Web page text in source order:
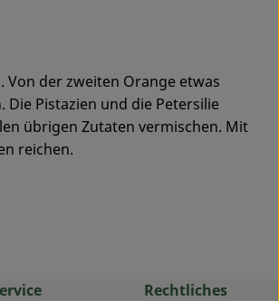
Von der zweiten Orange etwas
Die Pistazien und die Petersilie
übrigen Zutaten vermischen. Mit
reichen.
Rechtliches